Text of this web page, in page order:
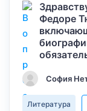
Федоре
София
Литература